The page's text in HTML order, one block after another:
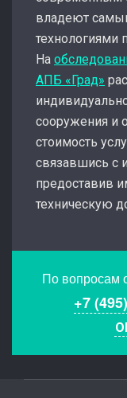
владеют
технологиями
На
АПБ «Град»
сооружения и
стоимость
связавшись с
предоставив
техническую
По вопросам
+7